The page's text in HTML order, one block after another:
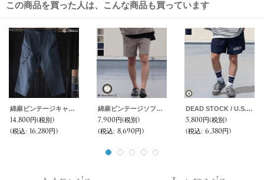
この商品を買った人は、こんな商品も買っています
綿麻ビンテージキャンバス ROYAL NAVY コンバットカーゴ イージーパンツ【送料無料】 /Audience
14,800円(税別)
(税込: 16,280円)
綿麻ビンテージソフトキャンバス ツールポケ ショーツ【MADE IN JAPAN】『日本製』【送料無料】/ Upscape Audience
7,900円(税別)
(税込: 8,690円)
DEAD STOCK / U.S.Navy Physical Training Nylon Shorts（米海軍 フィジカルトレーニングナイロンショーツ）
5,800円(税別)
(税込: 6,380円)